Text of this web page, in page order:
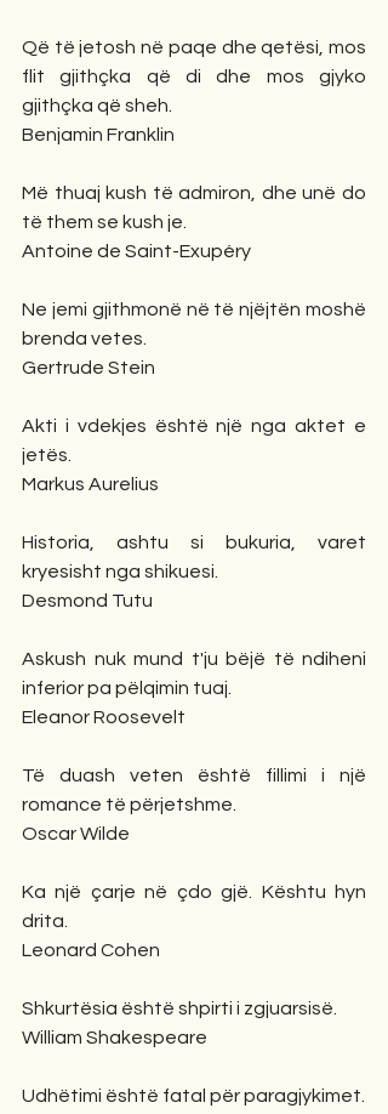
Që të jetosh në paqe dhe qetësi, mos
flit gjithçka që di dhe mos gjyko
gjithçka që sheh.
Benjamin Franklin
Më thuaj kush të admiron, dhe unë do
të them se kush je.
Antoine de Saint-Exupéry
Ne jemi gjithmonë në të njëjtën moshë
brenda vetes.
Gertrude Stein
Akti i vdekjes është një nga aktet e
jetës.
Markus Aurelius
Historia, ashtu si bukuria, varet
kryesisht nga shikuesi.
Desmond Tutu
Askush nuk mund t'ju bëjë të ndiheni
inferior pa pëlqimin tuaj.
Eleanor Roosevelt
Të duash veten është fillimi i një
romance të përjetshme.
Oscar Wilde
Ka një çarje në çdo gjë. Kështu hyn
drita.
Leonard Cohen
Shkurtësia është shpirti i zgjuarsisë.
William Shakespeare
Udhëtimi është fatal për paragjykimet.